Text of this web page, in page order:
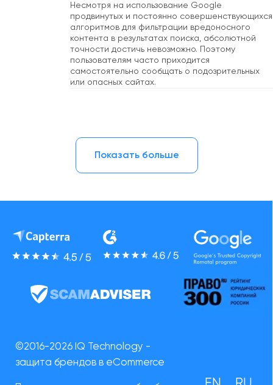
Несмотря на использование Google
продвинутых и постоянно совершенствующихся
алгоритмов для фильтрации вредоносного
контента в результатах поиска, абсолютной
точности достичь невозможно. Поэтому
пользователям часто приходится
самостоятельно сообщать о подозрительных
или опасных сайтах.
Показать больше